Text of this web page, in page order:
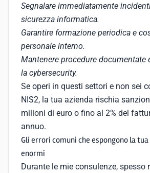
Segnalare immediatamente
sicurezza informatica.
Garantire formazione periodica e
personale interno.
Mantenere procedure documentate
la cybersecurity.
Se operi in questi settori e non sei
NIS2, la tua azienda rischia
milioni di euro o fino al 2% del
annuo.
Gli errori comuni che espongono la
enormi
Durante le mie consulenze, spesso